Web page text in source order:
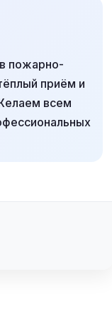
пожарно-
приём и
всем